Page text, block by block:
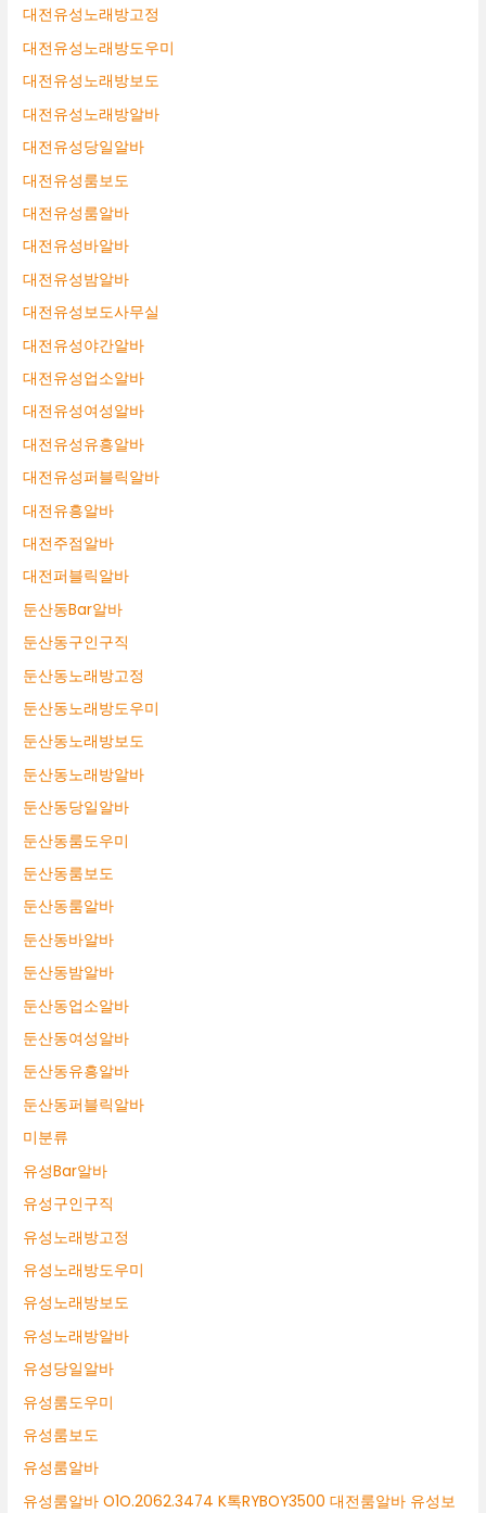
대전유성노래방고정
대전유성노래방도우미
대전유성노래방보도
대전유성노래방알바
대전유성당일알바
대전유성룸보도
대전유성룸알바
대전유성바알바
대전유성밤알바
대전유성보도사무실
대전유성야간알바
대전유성업소알바
대전유성여성알바
대전유성유흥알바
대전유성퍼블릭알바
대전유흥알바
대전주점알바
대전퍼블릭알바
둔산동Bar알바
둔산동구인구직
둔산동노래방고정
둔산동노래방도우미
둔산동노래방보도
둔산동노래방알바
둔산동당일알바
둔산동룸도우미
둔산동룸보도
둔산동룸알바
둔산동바알바
둔산동밤알바
둔산동업소알바
둔산동여성알바
둔산동유흥알바
둔산동퍼블릭알바
미분류
유성Bar알바
유성구인구직
유성노래방고정
유성노래방도우미
유성노래방보도
유성노래방알바
유성당일알바
유성룸도우미
유성룸보도
유성룸알바
유성룸알바 O1O.2062.3474 K톡RYBOY3500 대전룸알바 유성보